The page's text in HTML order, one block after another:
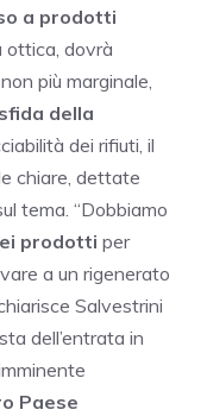
a prodotti
ottica, dovrà
più marginale,
sfida della
dei rifiuti, il
chiare, dettate
tema. “Dobbiamo
prodotti per
a un rigenerato
Salvestrini
dell’entrata in
Paese